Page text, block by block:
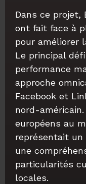
Dans ce projet,
ont fait face à
pour améliorer
Le principal
performance
approche
Facebook et
nord-
européens au
représentait un
une
particularités
locales.